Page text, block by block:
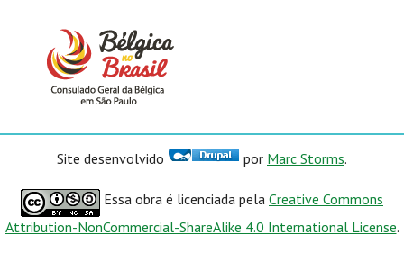
Site desenvolvido por Marc Storms.
Essa obra é licenciada pela Creative Commons
Attribution-NonCommercial-ShareAlike 4.0 International License.